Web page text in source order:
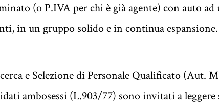
(o P.IVA per chi è già agente) con auto ad
in un gruppo solido e in continua espansione.
e Selezione di Personale Qualificato (Aut.
ambosessi (L.903/77) sono invitati a leggere